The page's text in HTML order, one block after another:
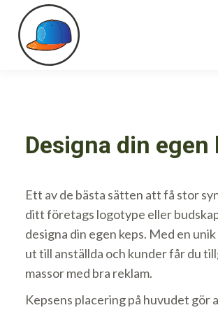
Designa din egen
Ett av de bästa sätten att få stor
ditt företags logotype eller
designa din egen keps. Med en
ut till anställda och kunder får du
massor med bra reklam.
Kepsens placering på huvudet gör